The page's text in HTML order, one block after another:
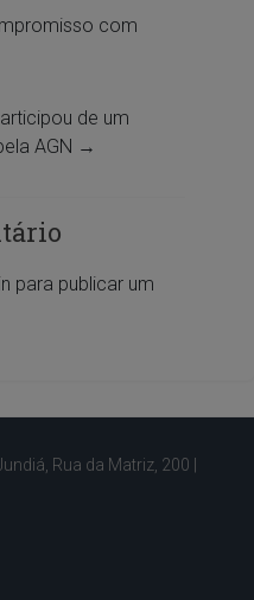
com
de um
AGN →
para publicar um
Rua da Matriz, 200 |